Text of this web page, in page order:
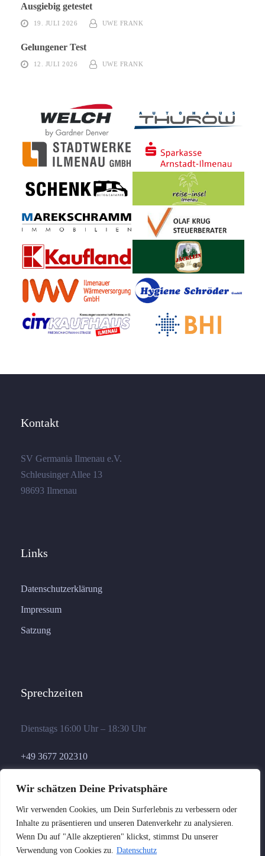
Wir schätzen Deine Privatsphäre
Wir verwenden Cookies, um Dein Surferlebnis zu verbessern oder
Inhalte zu präsentieren und unseren Datenverkehr zu analysieren.
Wenn Du auf "Alle akzeptieren" klickst, stimmst Du unserer
Verwendung von Cookies zu. Datenschutz
Ausgiebig getestet
19. JULI 2026 UWE FRANK
Gelungener Test
12. JULI 2026 UWE FRANK
Kontakt
SV Germania Ilmenau e.V.
Schleusinger Allee 13
98693 Ilmenau
Links
Datenschutzerklärung
Impressum
Satzung
Sprechzeiten
Dienstags 16:00 Uhr – 18:30 Uhr
+49 3677 202310
geschaeftsstelle@germania-ilmenau.de